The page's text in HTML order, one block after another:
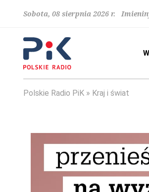
Sobota, 08 sierpnia 2026 r.
Polskie Radio PiK Kraj i świat